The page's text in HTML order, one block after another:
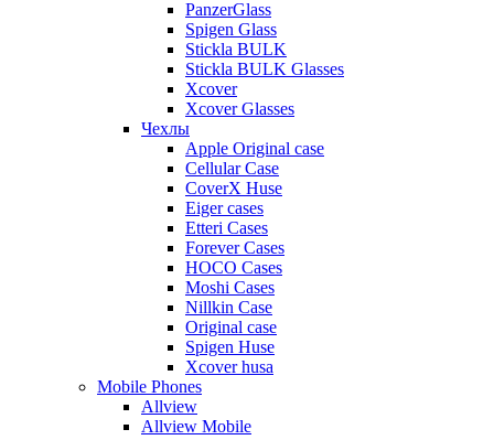
PanzerGlass
Spigen Glass
Stickla BULK
Stickla BULK Glasses
Xcover
Xcover Glasses
Чехлы
Apple Original case
Cellular Case
CoverX Huse
Eiger cases
Etteri Cases
Forever Cases
HOCO Cases
Moshi Cases
Nillkin Case
Original case
Spigen Huse
Xcover husa
Mobile Phones
Allview
Allview Mobile